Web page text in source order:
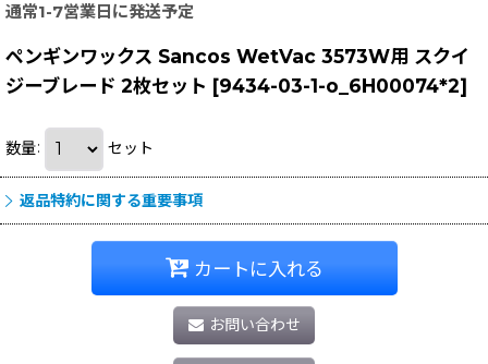
通常1-7営業日に発送予定
ペンギンワックス Sancos WetVac 3573W用 スクイ
ジーブレード 2枚セット [9434-03-1-o_6H00074*2]
数量: セット
返品特約に関する重要事項
カートに入れる
お問い合わせ